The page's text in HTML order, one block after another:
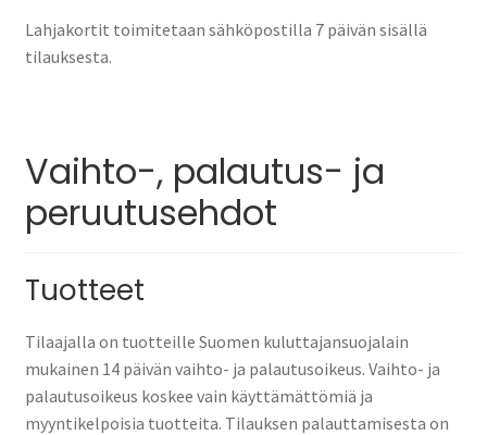
Lahjakortit toimitetaan sähköpostilla 7 päivän sisällä
tilauksesta.
Vaihto-, palautus- ja
peruutusehdot
Tuotteet
Tilaajalla on tuotteille Suomen kuluttajansuojalain
mukainen 14 päivän vaihto- ja palautusoikeus. Vaihto- ja
palautusoikeus koskee vain käyttämättömiä ja
myyntikelpoisia tuotteita. Tilauksen palauttamisesta on